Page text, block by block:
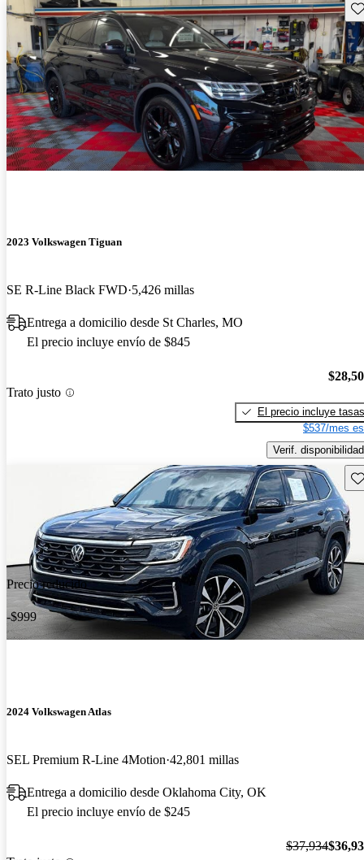
2023 Volkswagen Tiguan
SE R-Line Black FWD 5,426 millas
Entrega a domicilio desde St Charles, MO
El precio incluye envío de $845
Trato justo
El precio incluye tasas
$537/mes
Verif. disponibilidad
Precio reducido
-$999
2024 Volkswagen Atlas
SEL Premium R-Line 4Motion 42,801 millas
Entrega a domicilio desde Oklahoma City, OK
El precio incluye envío de $245
$37,934